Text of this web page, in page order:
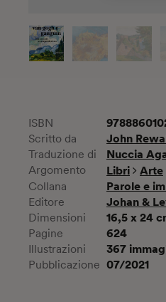
Scritto da John
Traduzione di Nuccia
Argomento Libri Arte
Collana Parole e
Editore Johan &
Dimensioni 16,5 x 24
Pagine 624
Illustrazioni 367
Pubblicazione 07/2021
ISBN